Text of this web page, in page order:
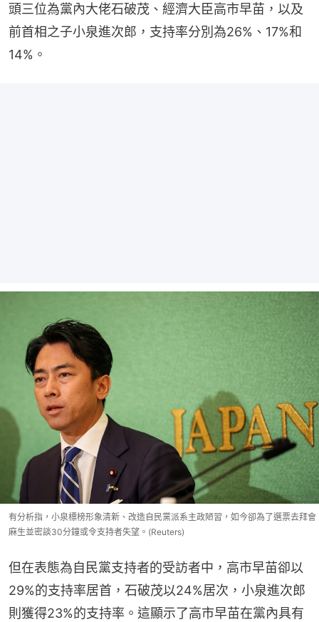
頭三位為黨內大佬石破茂、經濟大臣高市早苗，以及
前首相之子小泉進次郎，支持率分別為26%、17%和
14%。
有分析指，小泉標榜形象清新、改造自民黨派系主政陋習，如今卻為了選票去拜會
麻生並密談30分鐘或令支持者失望。(Reuters)
但在表態為自民黨支持者的受訪者中，高市早苗卻以
29%的支持率居首，石破茂以24%居次，小泉進次郎
則獲得23%的支持率。這顯示了高市早苗在黨內具有